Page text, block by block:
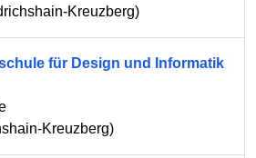
Kreuzberg)
für Design und Informatik
Kreuzberg)